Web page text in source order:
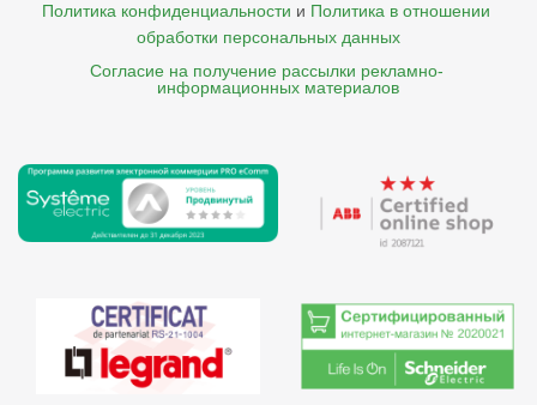
Политика конфиденциальности и Политика в отношении
обработки персональных данных
Согласие на получение рассылки рекламно-
    информационных материалов